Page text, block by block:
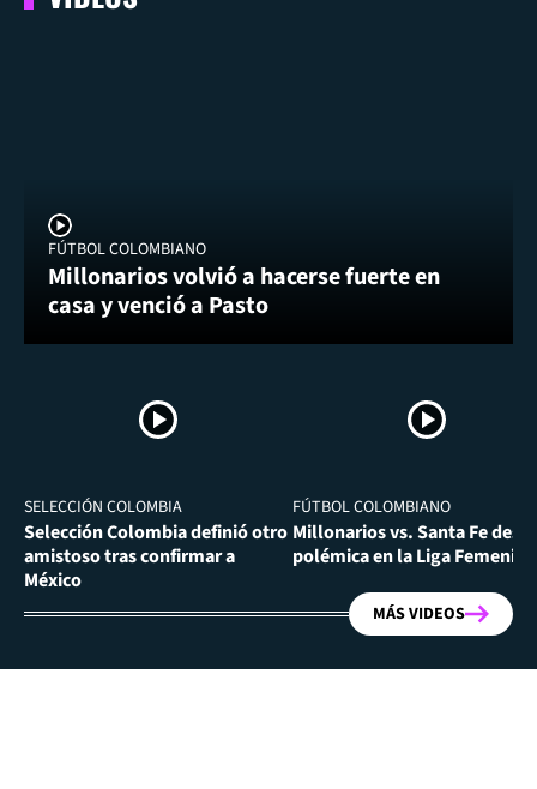
FÚTBOL COLOMBIANO
Millonarios volvió a hacerse fuerte en
casa y venció a Pasto
SELECCIÓN COLOMBIA
Selección Colombia definió otro
amistoso tras confirmar a
México
FÚTBOL COLOMBIANO
Millonarios vs. Santa Fe
polémica en la Liga Femenina
MÁS VIDEOS